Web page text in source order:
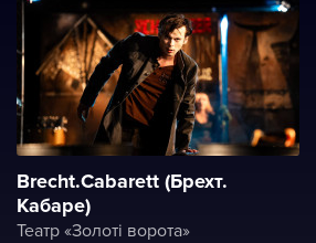
Brecht.Cabarett (Брехт.
Кабаре)
Театр «Золоті ворота»